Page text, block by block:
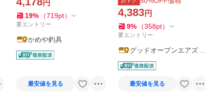
cm
円
19% （719pt）
要エントリー
かめや釣具
最安値を見る
4,383円
9% （358pt）
要エントリー
グッドオープンエアズ マ
イクス
最安値を見る